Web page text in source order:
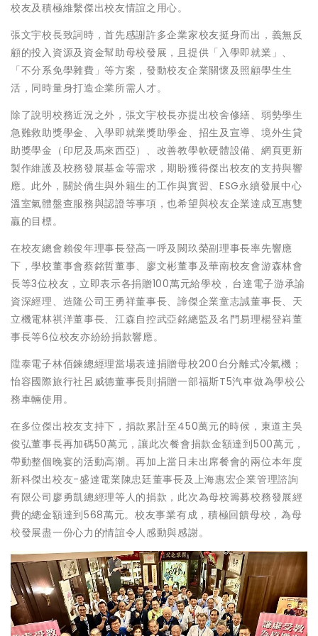
校友及積極維繫傑出校友情誼之用心。
張文宇校長致詞時，首先感謝許多企業家校友挺身而出，義無反
顧的投入資源及資金幫助母校發展，且提供「入學即就業」、
「不分系免學雜費」等方案，發動校友企業關懷及照顧學生生
活，同時量身打造企業所需人才。
除了說明校務近況之外，張文宇校長亦提出校舍修繕、弱勢學生
急難救助獎學金、入學即就業獎助學金、招生及宣導、境外生貸
助獎學金（印尼及馬來西亞）、改善教學軟硬體設備、網頁更新
製作維護及校務發展基金等需求，期盼獲得傑出校友的支持與響
應。此外，關於僑生與外籍生的工作與實習、ESG永續發展中心
溫室氣體盤查服務與認證等事項，也希望與校友企業達成互惠雙
贏的目標。
在校友總會賴俊年理事長登高一呼及闕玖榮副理事長率先響應
下，學校董事會蔡銘哲董事、廖文彬董事及華南校友會游森林會
長等3位校友，立即表示各捐贈100萬元給學校，台達電子游承諭
資深經理、造隆公司王勇祥董事長、諦傑企業童志誠董事長、天
立機電林祺洋董事長、江森自控武亞銘總監及名門易理楊登嵙董
事長等6位校友亦紛紛捐款響應。
陞泰電子林佰鍊總經理當場表達捐贈母校200台分離式冷氣機；
怡容國際旅行社呂威德董事長則捐贈一部福斯T5汽車做為學校公
務車輛使用。
在多位傑出校友支持下，捐款累計至450萬元的時候，東道主吳
俊弘董事長再加碼50萬元，讓此次餐會捐款金額達到500萬元，
帶動整個晚宴的活動高潮。再加上當日未出席餐會的兩位本年度
新科傑出校友-盛達電業陳忠廷董事長及上海惠宏企業管理諮詢
有限公司廖勇凱總經理等人的捐款，此次為母校籌募校務發展經
費的總金額達到568萬元。校友事業有成，積極回饋母校，為母
校發展盡一份心力的情誼令人感動與感謝。